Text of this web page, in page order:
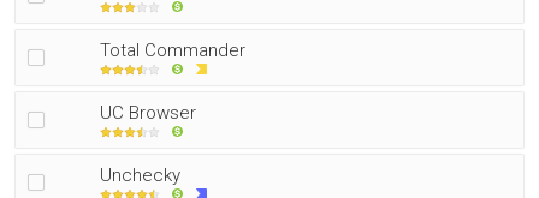
Total Commander
UC Browser
Unchecky